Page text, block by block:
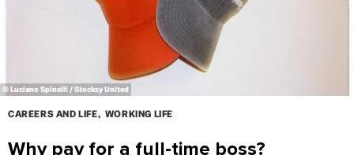
© Luciano Spinelli / Stocksy United
CAREERS AND LIFE WORKING LIFE
Why pay for a full-time boss?